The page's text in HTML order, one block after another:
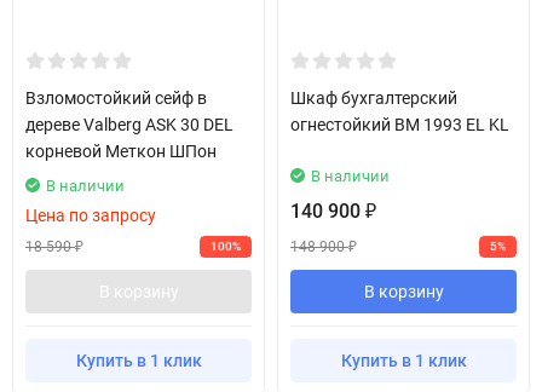
Взломостойкий сейф в
дереве Valberg ASK 30 DEL
корневой Меткон ШПон
В наличии
Цена по запросу
18 590₽ 100%
В корзину
Купить в 1 клик
Шкаф бухгалтерский
огнестойкий BM 1993 EL KL
В наличии
140 900 ₽
148 900₽ 5%
В корзину
Купить в 1 клик